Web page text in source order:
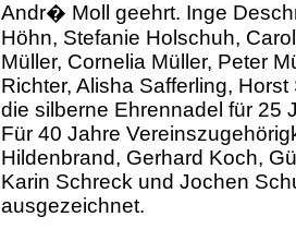
Andr� Moll geehrt. Inge
Höhn, Stefanie Holschuh,
Müller, Cornelia Müller, Peter
Richter, Alisha Safferling,
die silberne Ehrennadel für 25
Für 40 Jahre
Hildenbrand, Gerhard Koch,
Karin Schreck und Jochen
ausgezeichnet.